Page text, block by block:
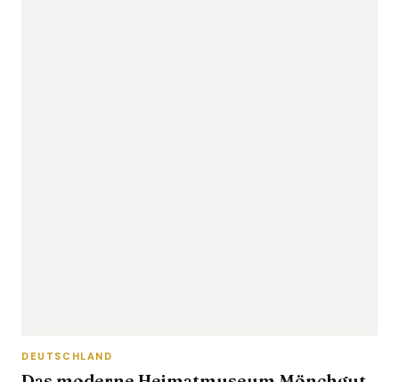
DEUTSCHLAND